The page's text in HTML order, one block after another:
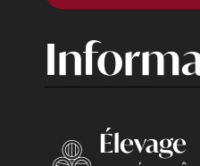
Élevage